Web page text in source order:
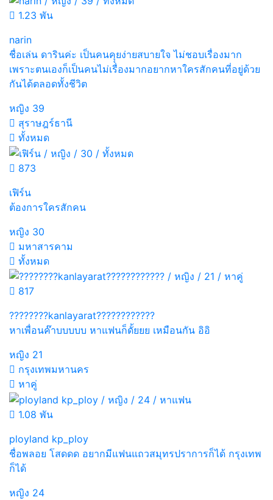
1.23 พัน
narin
ชื่อเล่น ดารินค่ะ เป็นคนคุุยง่ายสบายใจ ไม่ชอบเรื่องมาก
เพราะตนเองก็เป็นคนไม่เรื่องมากอยากหาใครสักคนที่อยู่ด้วย
กันได้ตลอดทั้งชีวิต
หญิง 39
สุราษฎร์ธานี
ทั้งหมด
873
เฟิร์น
ต้องการใครสักคน
หญิง 30
มหาสารคาม
ทั้งหมด
817
????????kanlayarat????????????
หาเพื่อนค๊าบบบบบ หาแฟนก็ดั้ยยย เหมือนกัน อิอิ
หญิง 21
กรุงเทพมหานคร
หาคู่
1.08 พัน
ployland kp_ploy
ชื่อพลอย โสดดด อยากมีแฟนแถวสมุทรปราการก็ได้ กรุงเทพ
ก็ได้
หญิง 24